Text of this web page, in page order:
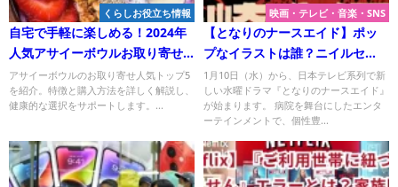
くらしお役立ち情報
自宅で手軽に楽しめる！2024年
人気アサイーボウルお取り寄せ
ランキング5選
アサイーボウルのお取り寄せ人気トップ5
を紹介。特徴と購入方法を詳しく解説し、
健康的な選択をサポートします。...
映画・テレビ・音楽・SNS
【となりのナースエイド】ポッ
プなイラストは誰？ニイルセ
ン！どんな人？
1月10日（水）から、日本テレビ系列で新
しい水曜ドラマ『となりのナースエイド』
が始まります。 病院を舞台にしたエンタ
ーテインメントで、個性豊...